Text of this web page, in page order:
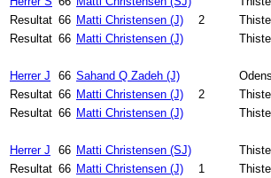
Resultat 66 Matti Christensen (J) 2
Resultat 66 Matti Christensen (J)
Herrer J 66 Sahand Q Zadeh (J)
Resultat 66 Matti Christensen (J) 2
Resultat 66 Matti Christensen (J)
Herrer J 66 Matti Christensen (SJ)
Resultat 66 Matti Christensen (J) 1